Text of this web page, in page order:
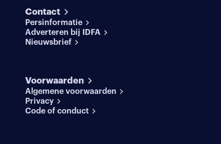
Contact
Persinformatie
Adverteren bij IDFA
Nieuwsbrief
Voorwaarden
Algemene voorwaarden
Privacy
Code of conduct